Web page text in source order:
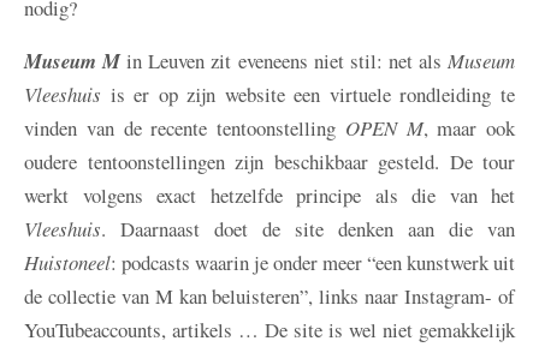
nodig?
Museum Min Leuven zit eveneens niet stil: net alsMuseum
Vleeshuis is er op zijn website een virtuele rondleiding te
vinden van de recente tentoonstelling OPEN M, maar ook
oudere tentoonstellingen zijn beschikbaar gesteld. De tour
werkt volgens exact hetzelfde principe als die van het
Vleeshuis. Daarnaast doet de site denken aan die van
Huistoneel: podcasts waarin je onder meer “een kunstwerk uit
de collectie van M kan beluisteren”, links naar Instagram- of
YouTubeaccounts, artikels … De site is wel niet gemakkelijk